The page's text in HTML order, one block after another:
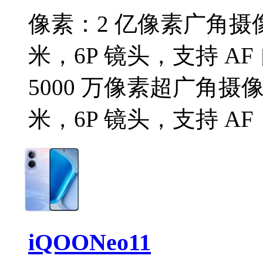
像素： 2 亿像素广角摄
米，6P 镜头，支持
5000 万像素超广角摄
米，6P 镜头，支持 AF
iQOONeo11